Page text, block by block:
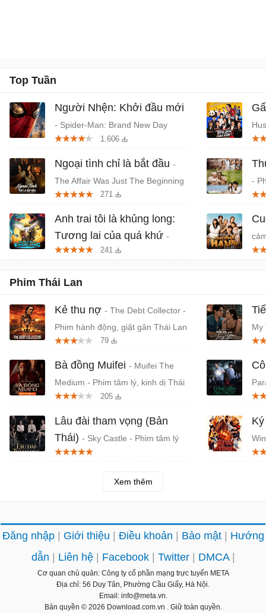
Top Tuần
Người Nhện: Khởi đầu mới
- Spider-Man: Brand New Day
(2026) chiếu rạp
1.606
Ngoại tình chỉ là bắt đầu -
The Affair Was Just The Beginning
- Phim tâm lý, giật gân Hàn Quốc
271
Anh trai tôi là khủng long:
Tương lai của quá khứ -
Phim anime hành động, thần thoại
241
-
Phim Thái Lan
Kẻ thu nợ - The Debt Collector -
Phim hành động, giật gân Thái Lan
79
Bà đồng Muifei - Muifei The
Medium - Phim tâm lý, kinh dị Thái
Lan
205
Lâu đài tham vọng (Bản
Thái) - Sky Castle - Phim tâm lý
chủ đề học đường Thái Lan
My
Lan
Xem thêm
Đăng nhập Giới thiệu Điều khoản Bảo mật
Hướng
dẫn
Liên hệ Facebook Twitter DMCA
Cơ quan chủ quản: Công ty cổ phần mạng trực tuyến META
Địa chỉ: 56 Duy Tân, Phường Cầu Giấy, Hà Nội.
Email: info@meta.vn.
Bản quyền © 2026 Download.com.vn . Giữ toàn quyền.